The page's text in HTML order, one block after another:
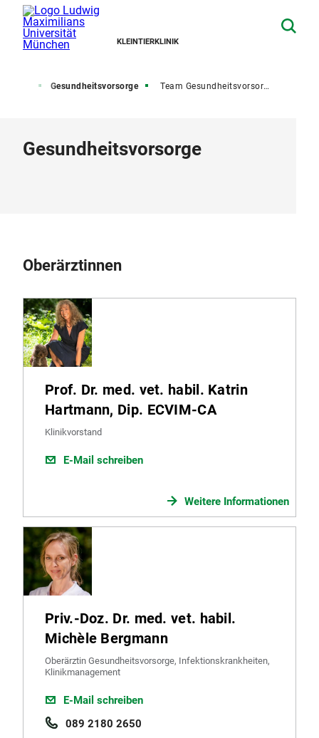
KLEINTIERKLINIK
Gesundheitsvorsorge Team Gesundheitsvorsorge
Gesundheitsvorsorge
Oberärztinnen
Prof. Dr. med. vet. habil. Katrin
Hartmann, Dip. ECVIM-CA
Klinikvorstand
E-Mail schreiben
Weitere Informationen
Priv.-Doz. Dr. med. vet. habil.
Michèle Bergmann
Oberärztin Gesundheitsvorsorge, Infektionskrankheiten,
Klinikmanagement
E-Mail schreiben
089 2180 2650